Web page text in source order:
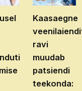
Kaasaegne
ravi
muudab
patsiendi
teekonda: